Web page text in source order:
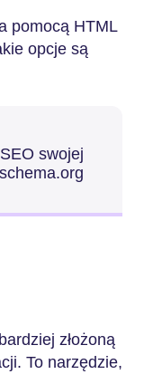
pomocą HTML
opcje są
swojej
złożoną
To narzędzie,